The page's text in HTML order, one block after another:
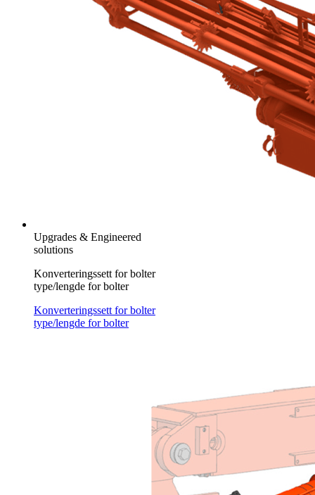
Upgrades & Engineered
solutions
Konverteringssett for bolter
type/lengde for bolter
Konverteringssett for bolter
type/lengde for bolter